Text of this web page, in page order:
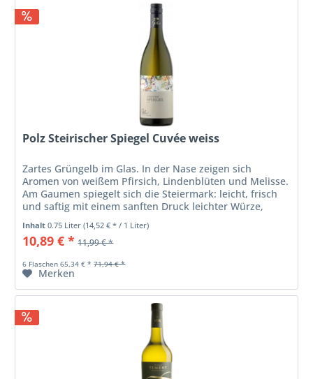
Polz Steirischer Spiegel Cuvée weiss
Zartes Grüngelb im Glas. In der Nase zeigen sich
Aromen von weißem Pfirsich, Lindenblüten und Melisse.
Am Gaumen spiegelt sich die Steiermark: leicht, frisch
und saftig mit einem sanften Druck leichter Würze,
Inhalt0.75 Liter(14,52 € * / 1 Liter)
10,89 € * 11,99 € *
6 Flaschen 65,34 € * 71,94 € *
Merken